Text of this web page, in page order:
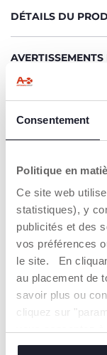
Consentement
Politique en
Ce site web
statistiques), y
publicités et des
vos préférences
le site. En
au placement de
savoir plus ou
cliquez sur
techniques, qui
DÉTAILS DU
CHICCO S'ENGAGE
Notre coton est…
Coton cultivé
dans le respect
DURABLE sur
social.
Toute la chaîne
l'objet d'une
durabilité.
Trouver un